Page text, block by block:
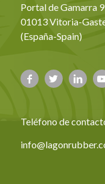
Portal de Gamarra
01013 Vitoria-
(España-Spain)
Teléfono de